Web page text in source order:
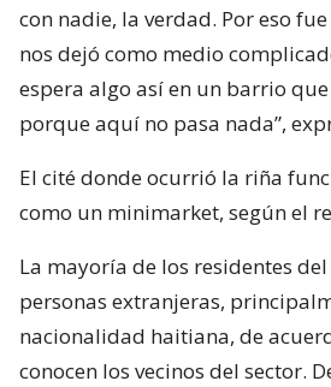
con nadie, la verdad. Por eso
nos dejó como medio
espera algo así en un barrio
porque aquí no pasa nada”,
El cité donde ocurrió la riña
como un minimarket, según el
La mayoría de los residentes
personas extranjeras,
nacionalidad haitiana, de
conocen los vecinos del sector.